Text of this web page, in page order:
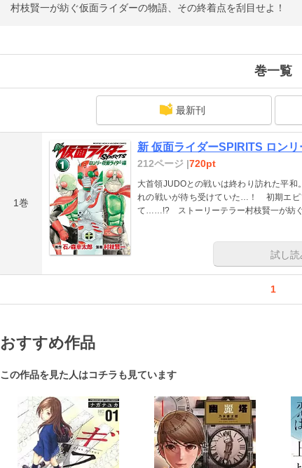
村枝賢一が紡ぐ仮面ライダーの物語、その終着点を刮目せよ！
巻一覧
最新刊
1巻
新 仮面ライダーSPIRITS ロン
212ページ |720pt
大首領JUDOとの戦いは終わり訪れた平
れの戦いが待ち受けていた…！ 初期エピ
て……!? ストーリーテラー村枝賢一が紡ぐ
試し読
1
おすすめ作品
この作品を見た人はコチラも見ています